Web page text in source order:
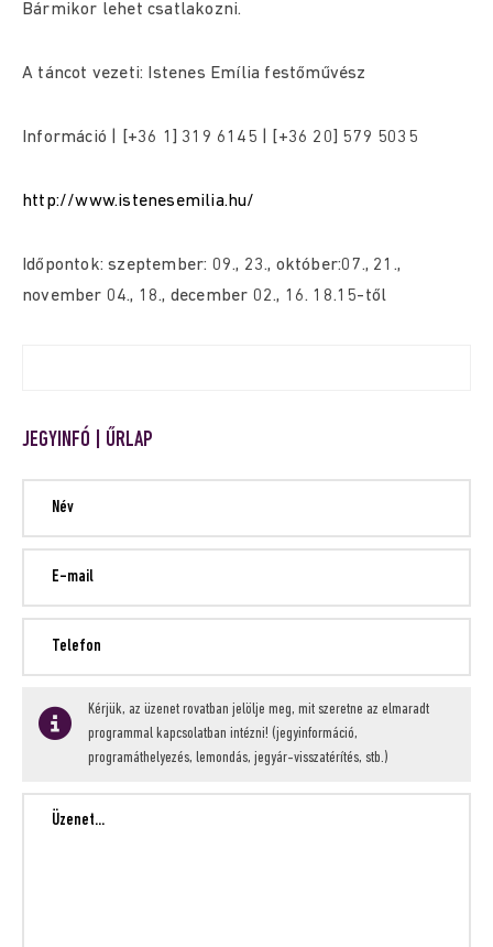
Bármikor lehet csatlakozni.
A táncot vezeti: Istenes Emília festőművész
Információ | [+36 1] 319 6145 | [+36 20] 579 5035
http://www.istenesemilia.hu/
Időpontok: szeptember: 09., 23., október:07., 21.,
november 04., 18., december 02., 16. 18.15-től
JEGYINFÓ | ŰRLAP
Kérjük, az üzenet rovatban jelölje meg, mit szeretne az elmaradt
programmal kapcsolatban intézni! (jegyinformáció,
programáthelyezés, lemondás, jegyár-visszatérítés, stb.)